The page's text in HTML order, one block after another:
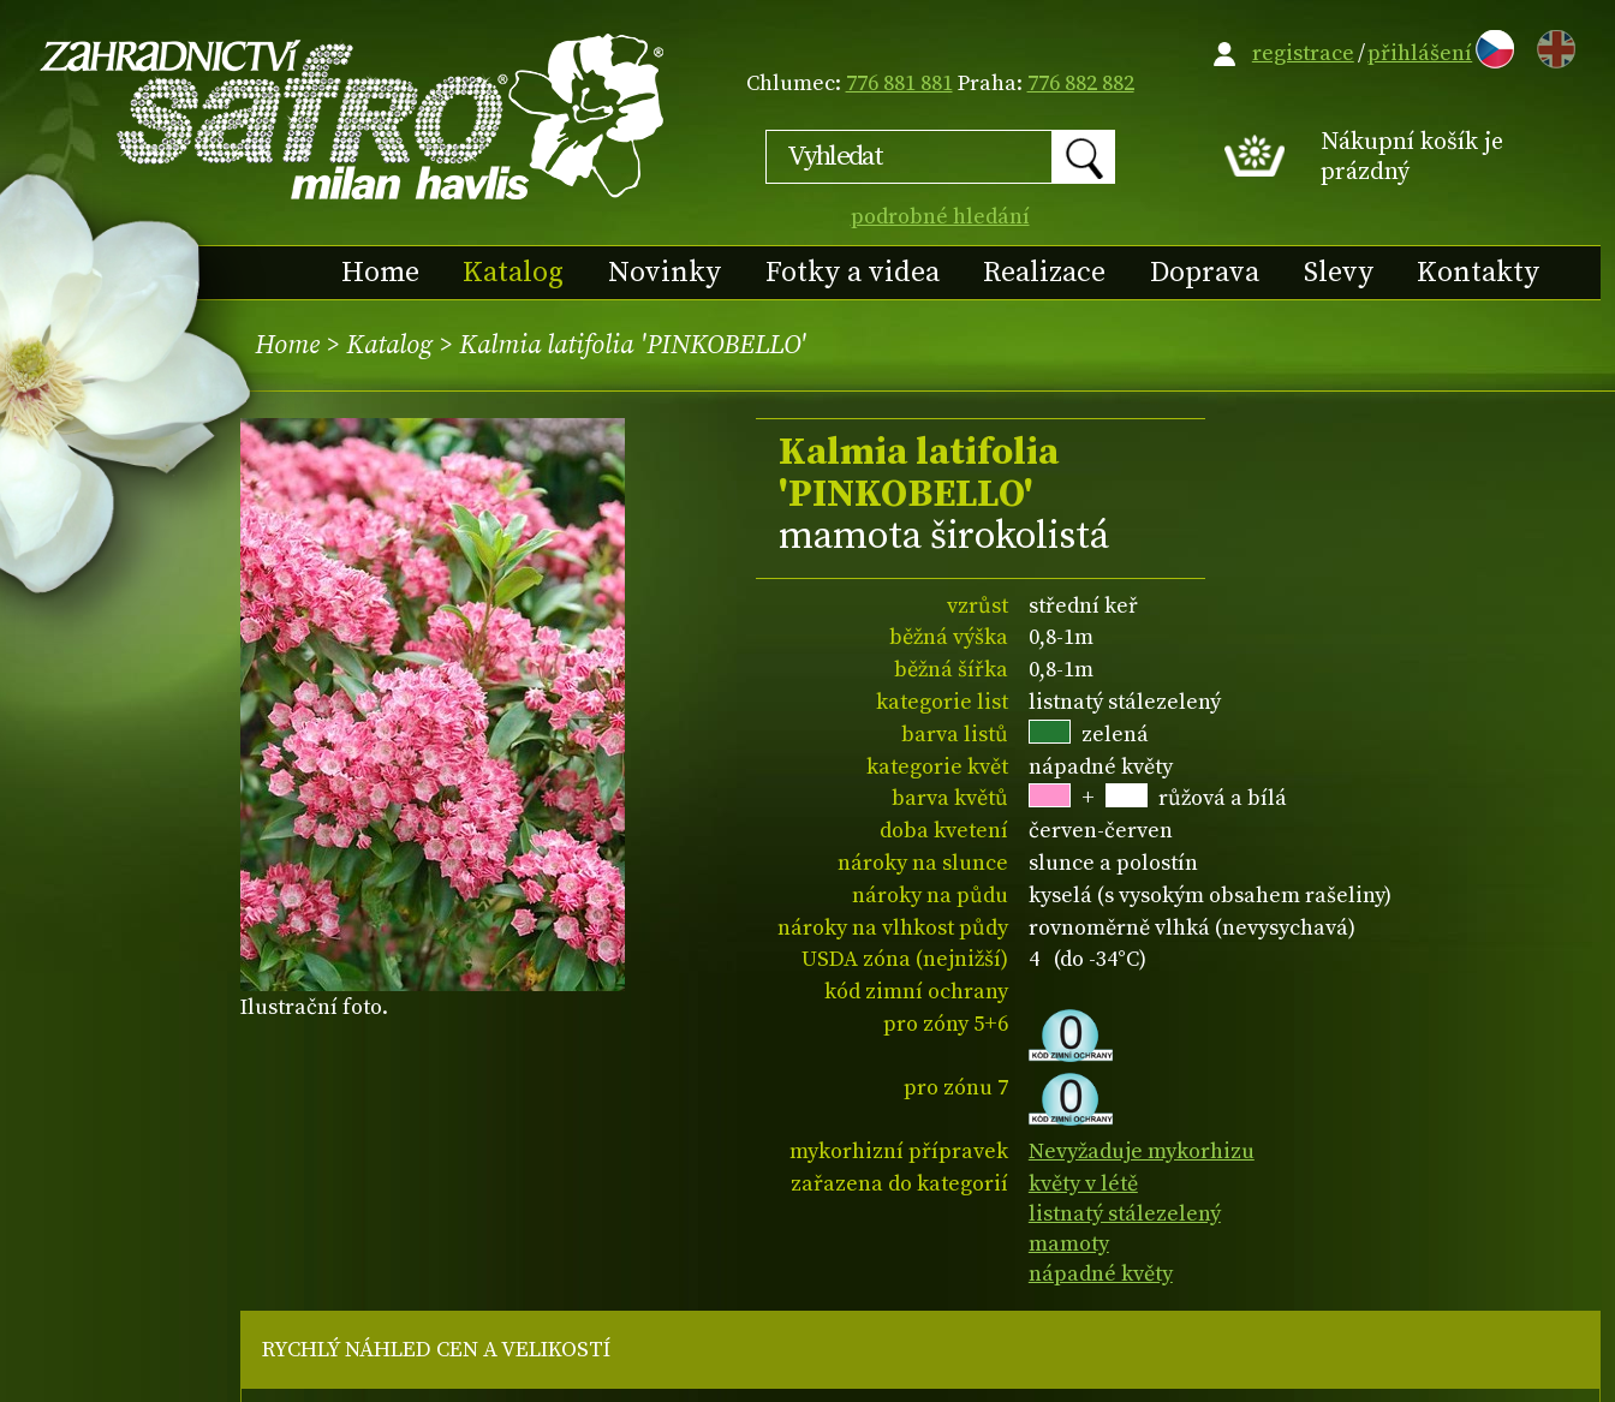
Chlumec: 776 881 881Praha: 776 882 882
podrobné hledání
EN
Nákupní košík je
prázdný
Home Katalog Novinky Fotky a videa Realizace Doprava Slevy Kontakty
registrace/přihlášení
Home > Katalog> Kalmia latifolia 'PINKOBELLO'
Ilustrační foto.
Kalmia latifolia
'PINKOBELLO'
mamota širokolistá
vzrůst
střední keř
běžná výška
0,8-1m
běžná šířka
0,8-1m
kategorie list
listnatý stálezelený
barva listů
zelená
kategorie květ
nápadné květy
barva květů
+
růžová a bílá
doba kvetení
červen-červen
nároky na slunce
slunce a polostín
nároky na půdu
kyselá (s vysokým obsahem rašeliny)
nároky na vlhkost půdy
rovnoměrně vlhká (nevysychavá)
USDA zóna (nejnižší)
4 (do -34°C)
kód zimní ochrany
pro zóny 5+6
pro zónu 7
mykorhizní přípravek
Nevyžaduje mykorhizu
zařazena do kategorií
květy v létě
listnatý stálezelený
mamoty
nápadné květy
RYCHLÝ NÁHLED CEN A VELIKOSTÍ